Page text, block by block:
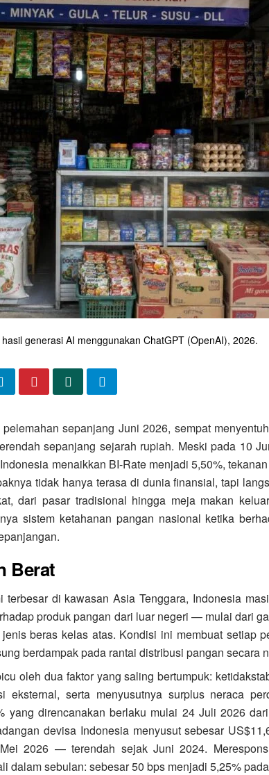
generasi AI menggunakan ChatGPT (OpenAI), 2026.
sepanjang Juni 2026, sempat
sepanjang sejarah rupiah. Meski pada 10
menaikkan BI-Rate menjadi 5,50%,
tidak hanya terasa di dunia finansial, tapi
dari pasar tradisional hingga meja makan
sistem ketahanan pangan nasional ketika
Berat
di kawasan Asia Tenggara, Indonesia
produk pangan dari luar negeri — mulai dari
beras kelas atas. Kondisi ini membuat setiap
berdampak pada rantai distribusi pangan secara
oleh dua faktor yang saling bertumpuk:
serta menyusutnya surplus neraca
yang direncanakan berlaku mulai 24 Juli 2026
devisa Indonesia menyusut sebesar
2026 — terendah sejak Juni 2024.
dalam sebulan: sebesar 50 bps menjadi 5,25%